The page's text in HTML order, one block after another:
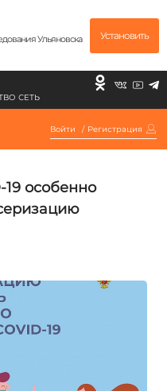
Ульяновска Установить
СЕТЬ
Войти / Регистрация
особенно